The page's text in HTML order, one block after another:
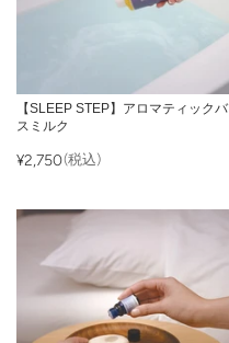
【SLEEP STEP】アロマティックバ
スミルク
¥2,750(税込)